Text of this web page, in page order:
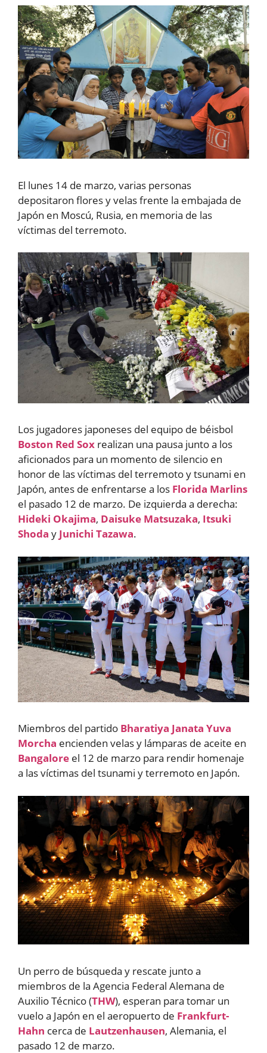
El lunes 14 de marzo, varias personas
depositaron flores y velas frente la embajada de
Japón en Moscú, Rusia, en memoria de las
víctimas del terremoto.
Los jugadores japoneses del equipo de béisbol
Boston Red Sox realizan una pausa junto a los
aficionados para un momento de silencio en
honor de las víctimas del terremoto y tsunami en
Japón, antes de enfrentarse a los Florida Marlins
el pasado 12 de marzo. De izquierda a derecha:
Hideki Okajima, Daisuke Matsuzaka, Itsuki
Shoda y Junichi Tazawa.
Miembros del partido Bharatiya Janata Yuva
Morcha encienden velas y lámparas de aceite en
Bangalore el 12 de marzo para rendir homenaje
a las víctimas del tsunami y terremoto en Japón.
Un perro de búsqueda y rescate junto a
miembros de la Agencia Federal Alemana de
Auxilio Técnico (THW), esperan para tomar un
vuelo a Japón en el aeropuerto de Frankfurt-
Hahn cerca de Lautzenhausen, Alemania, el
pasado 12 de marzo.